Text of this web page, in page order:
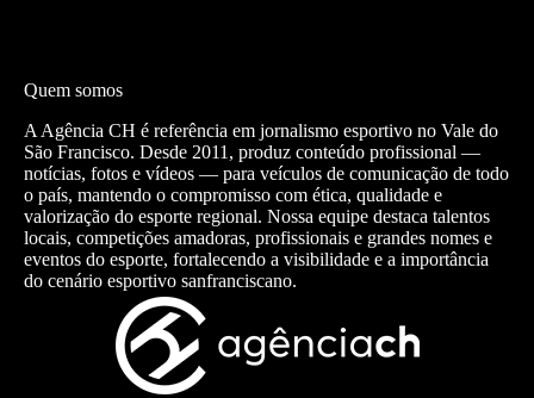
Quem somos
A Agência CH é referência em jornalismo esportivo no Vale do
São Francisco. Desde 2011, produz conteúdo profissional —
notícias, fotos e vídeos — para veículos de comunicação de todo
o país, mantendo o compromisso com ética, qualidade e
valorização do esporte regional. Nossa equipe destaca talentos
locais, competições amadoras, profissionais e grandes nomes e
eventos do esporte, fortalecendo a visibilidade e a importância
do cenário esportivo sanfranciscano.